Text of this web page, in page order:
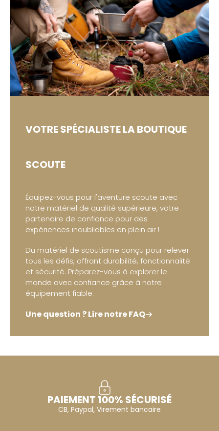
VOTRE SPÉCIALISTELA BOUTIQUE
SCOUTE
Équipez-vous pour l'aventure scoute avec
notre matériel de qualité supérieure, votre
partenaire de confiance pour des
expériences inoubliables en plein air !
Du matériel de scoutisme conçu pour relever
tous les défis, offrant durabilité, fonctionnalité
et sécurité. Préparez-vous à explorer le
monde avec confiance grâce à notre
équipement fiable.
Une question ? Lire notre FAQ
PAIEMENT 100% SÉCURISÉ
CB, Paypal, Virement bancaire